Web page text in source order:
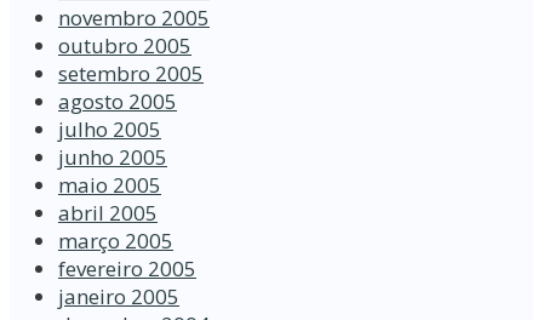
novembro 2005
outubro 2005
setembro 2005
agosto 2005
julho 2005
junho 2005
maio 2005
abril 2005
março 2005
fevereiro 2005
janeiro 2005